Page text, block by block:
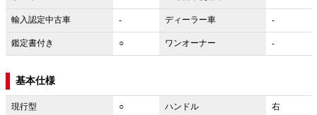
輸入認定中古車 - ディーラー車 -
鑑定書付き ○ ワンオーナー -
基本仕様
現行型 ○ ハンドル
右